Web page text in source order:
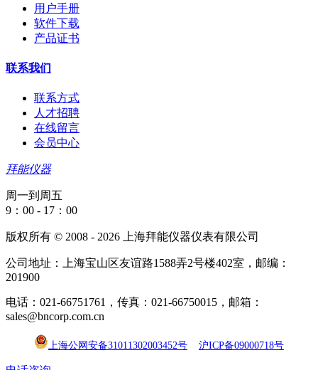
用户手册
软件下载
产品证书
联系我们
联系方式
人才招聘
在线留言
会员中心
拜能仪器
周一到周五
9：00 - 17：00
版权所有 © 2008 - 2026 上海拜能仪器仪表有限公司
公司地址：上海宝山区友谊路1588弄2号楼402室，邮编：
201900
电话：021-66751761，传真：021-66750015，邮箱：
sales@bncorp.com.cn
上海公网安备31011302003452号 沪ICP备09000718号